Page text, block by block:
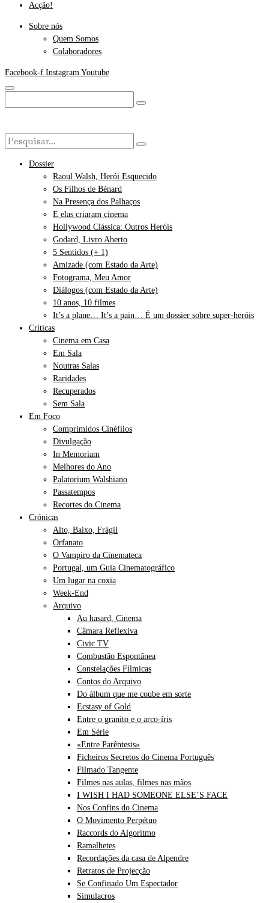
Acção!
Sobre nós
Quem Somos
Colaboradores
Facebook-f Instagram Youtube
Dossier
Raoul Walsh, Herói Esquecido
Os Filhos de Bénard
Na Presença dos Palhaços
E elas criaram cinema
Hollywood Clássica: Outros Heróis
Godard, Livro Aberto
5 Sentidos (+ 1)
Amizade (com Estado da Arte)
Fotograma, Meu Amor
Diálogos (com Estado da Arte)
10 anos, 10 filmes
It’s a plane… It’s a pain… É um dossier sobre super-heróis
Críticas
Cinema em Casa
Em Sala
Noutras Salas
Raridades
Recuperados
Sem Sala
Em Foco
Comprimidos Cinéfilos
Divulgação
In Memoriam
Melhores do Ano
Palatorium Walshiano
Passatempos
Recortes do Cinema
Crónicas
Alto, Baixo, Frágil
Orfanato
O Vampiro da Cinemateca
Portugal, um Guia Cinematográfico
Um lugar na coxia
Week-End
Arquivo
Au hasard, Cinema
Câmara Reflexiva
Civic TV
Combustão Espontânea
Constelações Fílmicas
Contos do Arquivo
Do álbum que me coube em sorte
Ecstasy of Gold
Entre o granito e o arco-íris
Em Série
«Entre Parêntesis»
Ficheiros Secretos do Cinema Português
Filmado Tangente
Filmes nas aulas, filmes nas mãos
I WISH I HAD SOMEONE ELSE’S FACE
Nos Confins do Cinema
O Movimento Perpétuo
Raccords do Algoritmo
Ramalhetes
Recordações da casa de Alpendre
Retratos de Projecção
Se Confinado Um Espectador
Simulacros